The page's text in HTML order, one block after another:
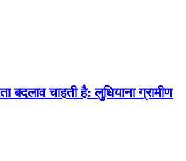
बदलाव चाहती है: लुधियाना ग्रामीण